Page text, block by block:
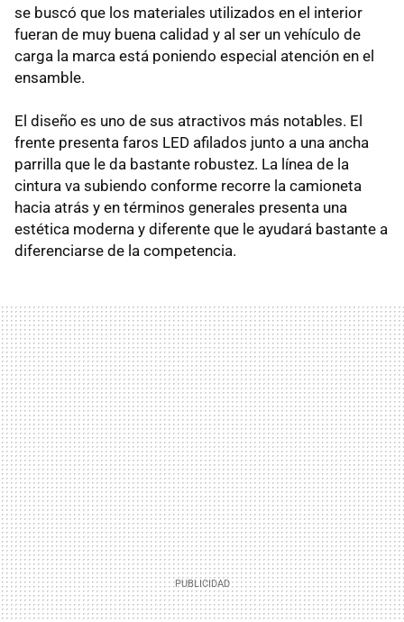
se buscó que los materiales utilizados en el interior
fueran de muy buena calidad y al ser un vehículo de
carga la marca está poniendo especial atención en el
ensamble.
El diseño es uno de sus atractivos más notables. El
frente presenta faros LED afilados junto a una ancha
parrilla que le da bastante robustez. La línea de la
cintura va subiendo conforme recorre la camioneta
hacia atrás y en términos generales presenta una
estética moderna y diferente que le ayudará bastante a
diferenciarse de la competencia.